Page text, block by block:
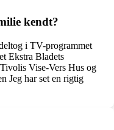
kendt?
i TV-programmet
Ekstra Bladets
Vise-Vers Hus og
Jeg har set en rigtig